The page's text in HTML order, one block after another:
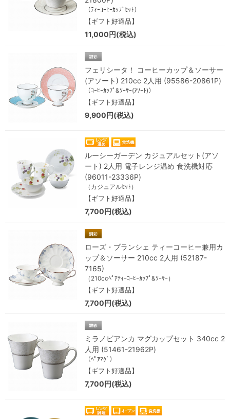
（ﾃｨｰｺｰﾋｰｶｯﾌﾟｾｯﾄ）
【ギフト好適品】
11,000円(税込)
フェリシータ！ コーヒーカップ＆ソーサー
(アソート) 210cc 2人用 (95586-20861P)
（ｺｰﾋｰｶｯﾌﾟ&ｿｰｻｰ(ｱｿｰﾄ)）
【ギフト好適品】
9,900円(税込)
ルーシーガーデン カジュアルセット(アソ
ート) 2人用 電子レンジ温め 食洗機対応
(96011-23336P)
（カジュアルｾｯﾄ）
【ギフト好適品】
7,700円(税込)
ローズ・ブランシェ ティーコーヒー兼用カ
ップ＆ソーサー 210cc 2人用 (52187-
7165)
（210ccﾍﾟｱﾃｨｰｺｰﾋｰｶｯﾌﾟ&ｿｰｻｰ）
【ギフト好適品】
7,700円(税込)
ミラノビアンカ マグカップセット 340cc 2
人用 (51461-21962P)
（ﾍﾟｱﾏｸﾞ）
【ギフト好適品】
7,700円(税込)